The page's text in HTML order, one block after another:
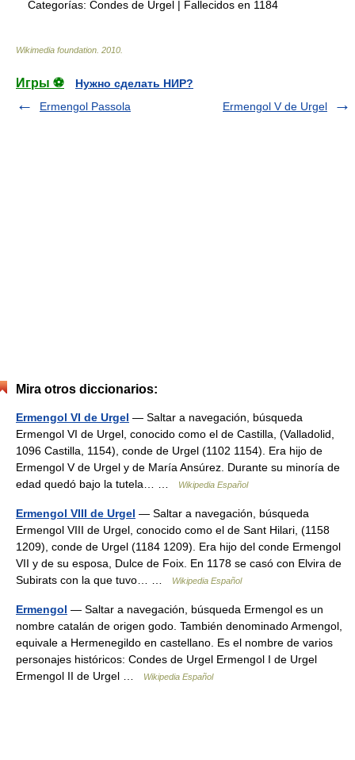
Categorías: Condes de Urgel | Fallecidos en 1184
Wikimedia foundation 2010
Игры ⚽
Нужно сделать НИР?
Ermengol Passola
Ermengol V de Urgel
Mira otros diccionarios:
Ermengol VI de Urgel — Saltar a navegación, búsqueda
Ermengol VI de Urgel, conocido como el de Castilla, (Valladolid,
1096 Castilla, 1154), conde de Urgel (1102 1154). Era hijo de
Ermengol V de Urgel y de María Ansúrez. Durante su minoría de
edad quedó bajo la tutela… …
Wikipedia Español
Ermengol VIII de Urgel — Saltar a navegación, búsqueda
Ermengol VIII de Urgel, conocido como el de Sant Hilari, (1158
1209), conde de Urgel (1184 1209). Era hijo del conde Ermengol
VII y de su esposa, Dulce de Foix. En 1178 se casó con Elvira de
Subirats con la que tuvo… …
Wikipedia Español
Ermengol — Saltar a navegación, búsqueda Ermengol es un
nombre catalán de origen godo. También denominado Armengol,
equivale a Hermenegildo en castellano. Es el nombre de varios
personajes históricos: Condes de Urgel Ermengol I de Urgel
Ermengol II de Urgel …
Wikipedia Español